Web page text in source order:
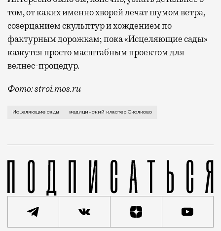
том, от каких именно хворей лечат шумом ветра,
созерцанием скульптур и хождением по
фактурным дорожкам; пока «Исцеляющие сады»
кажутся просто масштабным проектом для
велнес-процедур.
Фото: stroi.mos.ru
Те из нас, кто разочарован в традиционных
Исцеляющие сады медицинский кластер Сколково